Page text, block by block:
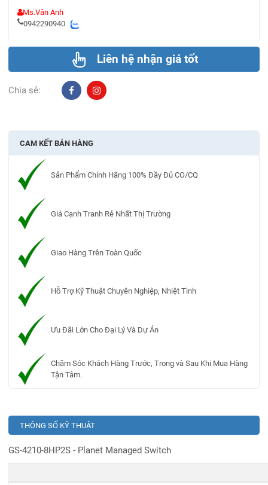
Ms.Vân Anh
0942290940
Liên hệ nhận giá tốt
Chia sẻ:
CAM KẾT BÁN HÀNG
Sản Phẩm Chính Hãng 100% Đầy Đủ CO/CQ
Giá Cạnh Tranh Rẻ Nhất Thị Trường
Giao Hàng Trên Toàn Quốc
Hỗ Trợ Kỹ Thuật Chuyên Nghiệp, Nhiệt Tình
Ưu Đãi Lớn Cho Đại Lý Và Dự Án
Chăm Sóc Khách Hàng Trước, Trong và Sau Khi Mua Hàng
Tận Tâm.
THÔNG SỐ KỸ THUẬT
GS-4210-8HP2S - Planet Managed Switch